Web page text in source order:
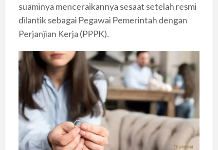
suaminya menceraikannya sesaat setelah resmi
dilantik sebagai Pegawai Pemerintah dengan
Perjanjian Kerja (PPPK).